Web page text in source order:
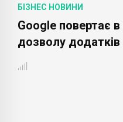
БІЗНЕС НОВИНИ
Google повертає
дозволу додатків